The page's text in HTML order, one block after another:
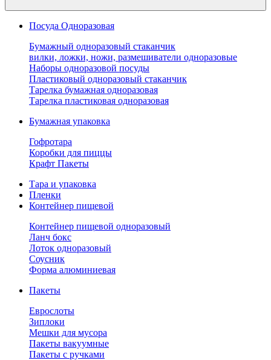
Посуда Одноразовая
Бумажный одноразовый стаканчик
вилки, ложки, ножи, размешиватели одноразовые
Наборы одноразовой посуды
Пластиковый одноразовый стаканчик
Тарелка бумажная одноразовая
Тарелка пластиковая одноразовая
Бумажная упаковка
Гофротара
Коробки для пиццы
Крафт Пакеты
Тара и упаковка
Пленки
Контейнер пищевой
Контейнер пищевой одноразовый
Ланч бокс
Лоток одноразовый
Соусник
Форма алюминиевая
Пакеты
Еврослоты
Зиплоки
Мешки для мусора
Пакеты вакуумные
Пакеты с ручками